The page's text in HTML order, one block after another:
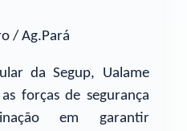
/ Ag.Pará
da Segup, Ualame
forças de segurança
em garantir